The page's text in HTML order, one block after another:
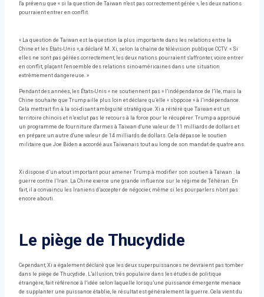
l'a prévenu que « si la question de Taiwan n'est pas correctement gérée », les deux nations
pourraient entrer en conflit.
« La question de Taiwan est la question la plus importante dans les relations entre la
Chine et les Etats-Unis », a déclaré M. Xi, selon la chaîne de télévision publique CCTV. « Si
elles ne sont pas gérées correctement, les deux nations pourraient s'affronter, voire entrer
en conflit, plaçant l'ensemble des relations sino-américaines dans une situation
extrêmement dangereuse. »
Pendant des années, les États-Unis « ne soutiennent pas » l’indépendance de l’île, mais la
Chine souhaite que Trump aille plus loin et déclare qu’elle « s’oppose » à l’indépendance.
Cela mettrait fin à la soi-disant ambiguïté stratégique. Xi a réitéré que Taiwan est un
territoire chinois et n’exclut pas le recours à la force pour le récupérer. Trump a approuvé
un programme de fourniture d'armes à Taiwan d'une valeur de 11 milliards de dollars et
en prépare un autre d'une valeur de 14 milliards de dollars. Cela dépasse le soutien
militaire que Joe Biden a accordé aux Taïwanais tout au long de son mandat de quatre ans.
Xi dispose d’un atout important pour amener Trump à modifier son soutien à Taiwan : la
guerre contre l’Iran. La Chine exerce une grande influence sur le régime de Téhéran. En
fait, il a convaincu les Iraniens d’accepter de négocier, même si les pourparlers n’ont pas
encore abouti.
Le piège de Thucydide
Cependant, Xi a également déclaré que les deux superpuissances ne devraient pas tomber
dans le piège de Thucydide. L’allusion, très populaire dans les études de politique
étrangère, fait référence à l’idée selon laquelle lorsqu’une puissance émergente menace
de supplanter une puissance établie, le résultat est généralement la guerre. Cela vient du